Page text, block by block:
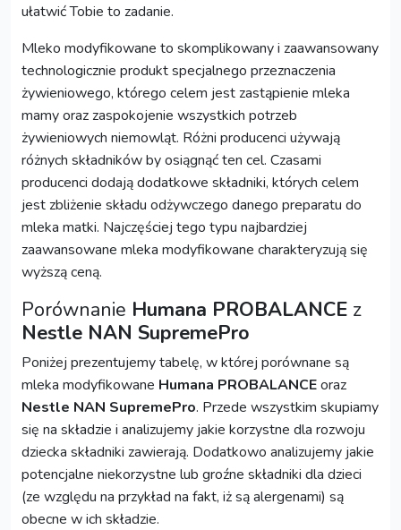
ułatwić Tobie to zadanie.
Mleko modyfikowane to skomplikowany i zaawansowany
technologicznie produkt specjalnego przeznaczenia
żywieniowego, którego celem jest zastąpienie mleka
mamy oraz zaspokojenie wszystkich potrzeb
żywieniowych niemowląt. Różni producenci używają
różnych składników by osiągnąć ten cel. Czasami
producenci dodają dodatkowe składniki, których celem
jest zbliżenie składu odżywczego danego preparatu do
mleka matki. Najczęściej tego typu najbardziej
zaawansowane mleka modyfikowane charakteryzują się
wyższą ceną.
Porównanie Humana PROBALANCE z
Nestle NAN SupremePro
Poniżej prezentujemy tabelę, w której porównane są
mleka modyfikowane Humana PROBALANCEoraz
Nestle NAN SupremePro. Przede wszystkim skupiamy
się na składzie i analizujemy jakie korzystne dla rozwoju
dziecka składniki zawierają. Dodatkowo analizujemy jakie
potencjalne niekorzystne lub groźne składniki dla dzieci
(ze względu na przykład na fakt, iż są alergenami) są
obecne w ich składzie.